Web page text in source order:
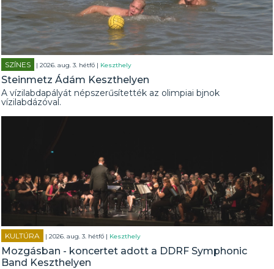
SZÍNES | 2026. aug. 3. hétfő | Keszthely
Steinmetz Ádám Keszthelyen
A vízilabdapályát népszerűsítették az olimpiai bjnok
vízilabdázóval.
KULTÚRA | 2026. aug. 3. hétfő | Keszthely
Mozgásban - koncertet adott a DDRF Symphonic
Band Keszthelyen